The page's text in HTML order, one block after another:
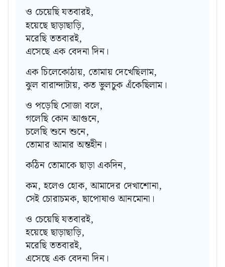
ও চেয়েছি যতবারই,
হয়েছে ছাড়াছাড়ি,
মরেছি ততবারই,
এসেছে এক বেদনা দিন।
এক চিলেকোঠায়, তোমায় দেখেছিলাম,
ঝুল বারান্দাটায়, কত ভুলচুক এঁকেছিলাম।
ও পড়েছি সোজা বলে,
গলেছি কোন আগুনে,
চলেছি শুনে শুনে,
তোমার আমার অন্তহীন।
কঠিন তোমাকে ছাড়া একদিন,
কম, হলেও হোক, আমাদের দেখাশোনা,
সেই চোরাচমক, ছাপোষাও আনমোনা।
ও চেয়েছি যতবারই,
হয়েছে ছাড়াছাড়ি,
মরেছি ততবারই,
এসেছে এক বেদনা দিন।